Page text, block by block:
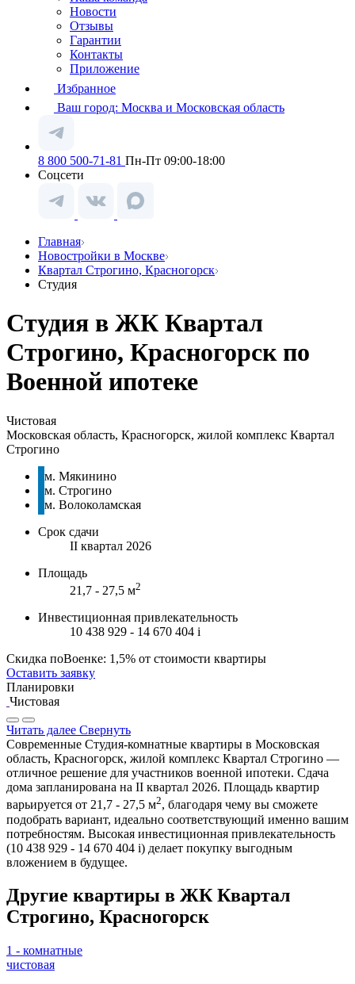
Новости
Отзывы
Гарантии
Контакты
Приложение
Избранное
Ваш город: Москва и Московская область
8 800 500-71-81 Пн-Пт 09:00-18:00
Соцсети
Главная
Новостройки в Москве
Квартал Строгино, Красногорск
Студия
Студия в ЖК Квартал
Строгино, Красногорск по
Военной ипотеке
Чистовая
Московская область, Красногорск, жилой комплекс Квартал
Строгино
м. Мякинино
м. Строгино
м. Волоколамская
Срок сдачи
II квартал 2026
Площадь
21,7 - 27,5 м2
Инвестиционная привлекательность
10 438 929 - 14 670 404 i
Скидка поВоенке: 1,5% от стоимости квартиры
Оставить заявку
Планировки
Чистовая
Читать далее Свернуть
Современные Студия-комнатные квартиры в Московская
область, Красногорск, жилой комплекс Квартал Строгино —
отличное решение для участников военной ипотеки. Сдача
дома запланирована на II квартал 2026. Площадь квартир
варьируется от 21,7 - 27,5 м2, благодаря чему вы сможете
подобрать вариант, идеально соответствующий именно вашим
потребностям. Высокая инвестиционная привлекательность
(10 438 929 - 14 670 404 i) делает покупку выгодным
вложением в будущее.
Другие квартиры в ЖК Квартал
Строгино, Красногорск
1 - комнатные
чистовая